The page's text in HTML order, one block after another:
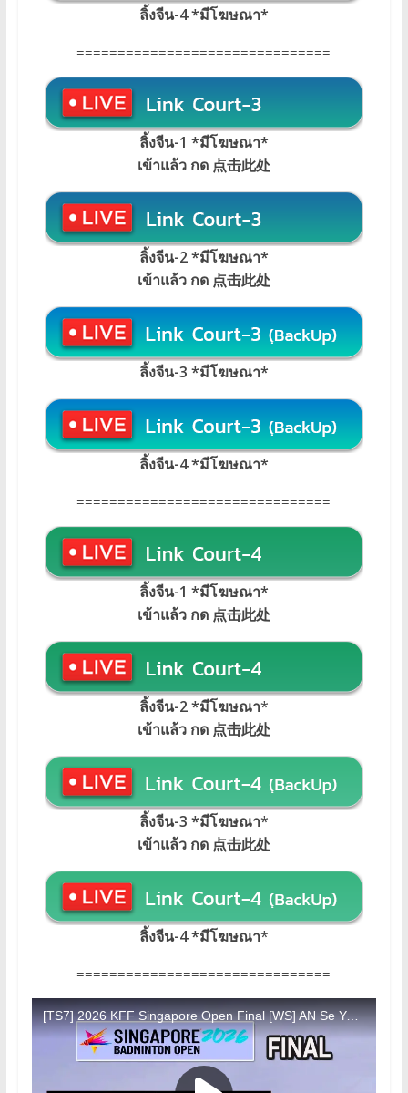
ลิ้งจีน-4 *มีโฆษณา*
===============================
ลิ้งจีน-1 *มีโฆษณา*
เข้าแล้ว กด 点击此处
ลิ้งจีน-2 *มีโฆษณา*
เข้าแล้ว กด 点击此处
ลิ้งจีน-3 *มีโฆษณา*
ลิ้งจีน-4 *มีโฆษณา*
===============================
ลิ้งจีน-1 *มีโฆษณา*
เข้าแล้ว กด 点击此处
ลิ้งจีน-2 *มีโฆษณา*
เข้าแล้ว กด 点击此处
ลิ้งจีน-3 *มีโฆษณา*
เข้าแล้ว กด 点击此处
ลิ้งจีน-4 *มีโฆษณา*
===============================